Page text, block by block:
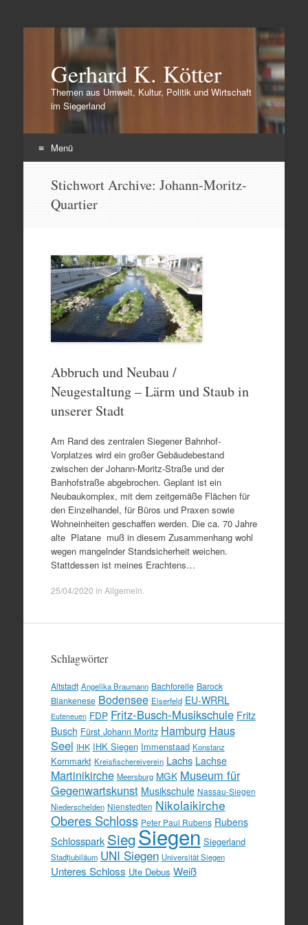
Gerhard K. Kötter
Themen aus Umwelt, Kultur, Politik und Wirtschaft
im Siegerland
Menü
springen
Stichwort Archive: Johann-Moritz-
Quartier
Abbruch und Neubau /
Neugestaltung – Lärm und Staub in
unserer Stadt
Am Rand des zentralen Siegener Bahnhof-
Vorplatzes wird ein großer Gebäudebestand
zwischen der Johann-Moritz-Straße und der
Banhofstraße abgebrochen. Geplant ist ein
Neubaukomplex, mit dem zeitgemäße Flächen für
den Einzelhandel, für Büros und Praxen sowie
Wohneinheiten geschaffen werden. Die ca. 70 Jahre
alte Platane muß in diesem Zusammenhang wohl
wegen mangelnder Standsicherheit weichen.
Stattdessen ist meines Erachtens…
25/04/2020 in Allgemein
Schlagwörter
Altstadt Angelika Braumann Bachforelle Barock
Blankenese Bodensee Eiserfeld EU-WRRL
Euteneuen FDP Fritz-Busch-Musikschule Fritz
Busch Fürst Johann Moritz Hamburg Haus
Seel IHK IHK Siegen Immenstaad Konstanz
Kornmarkt Kreisfischereiverein Lachs Lachse
Martinikirche Meersburg MGK Museum für
Gegenwartskunst Musikschule Nassau-Siegen
Niederschelden Nienstedten Nikolaikirche
Oberes Schloss Peter Paul Rubens Rubens
Schlosspark SiegSiegen Siegerland
Stadtjubiläum UNI Siegen Universität Siegen
Unteres Schloss Ute Debus Weiß